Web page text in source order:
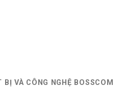
VÀ CÔNG NGHỆ BOSSCOM